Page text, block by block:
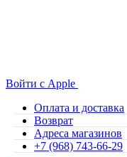
Войти с Apple
Оплата и доставка
Возврат
Адреса магазинов
+7 (968) 743-66-29